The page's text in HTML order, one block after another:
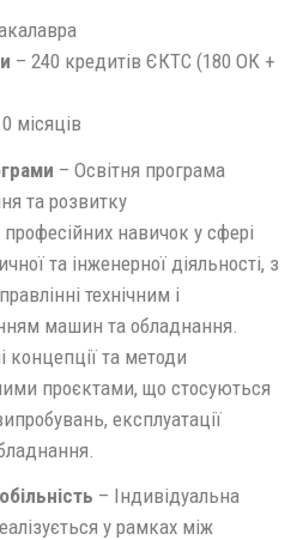
– 240 кредитів ЄКТС (180 ОК +
місяців
– Освітня програма
та розвитку
навичок у сфері
та інженерної діяльності, з
технічним і
машин та обладнання.
концепції та методи
проєктами, що стосуються
експлуатації
– Індивідуальна
у рамках між